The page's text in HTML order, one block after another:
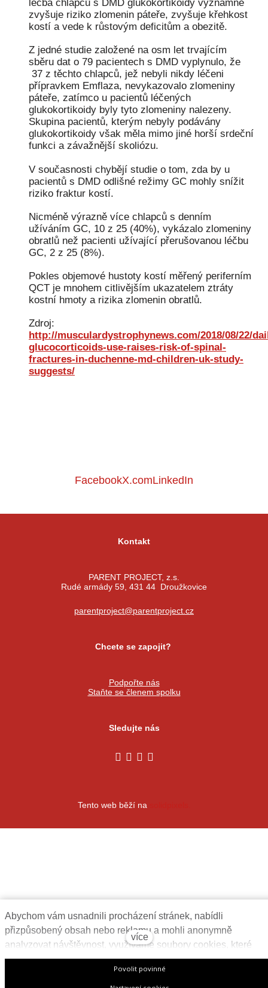
léčba chlapců s DMD glukokortikoidy významně
zvyšuje riziko zlomenin páteře, zvyšuje křehkost
kostí a vede k růstovým deficitům a obezitě.
Z jedné studie založené na osm let trvajícím
sběru dat o 79 pacientech s DMD vyplynulo, že
37 z těchto chlapců, jež nebyli nikdy léčeni
přípravkem Emflaza, nevykazovalo zlomeniny
páteře, zatímco u pacientů léčených
glukokortikoidy byly tyto zlomeniny nalezeny.
Skupina pacientů, kterým nebyly podávány
glukokortikoidy však měla mimo jiné horší srdeční
funkci a závažnější skoliózu.
V současnosti chybějí studie o tom, zda by u
pacientů s DMD odlišné režimy GC mohly snížit
riziko fraktur kostí.
Nicméně výrazně více chlapců s denním
užíváním GC, 10 z 25 (40%), vykázalo zlomeniny
obratlů než pacienti užívající přerušovanou léčbu
GC, 2 z 25 (8%).
Pokles objemové hustoty kostí měřený periferním
QCT je mnohem citlivějším ukazatelem ztráty
kostní hmoty a rizika zlomenin obratlů.
Zdroj:
http://musculardystrophynews.com/2018/08/22/
glucocorticoids-use-raises-risk-of-spinal-
fractures-in-duchenne-md-children-uk-study-
suggests/
FacebookX.comLinkedIn
Kontakt
PARENT PROJECT, z.s.
Rudé armády 59, 431 44 Droužkovice
parentproject@parentproject.cz
Chcete se zapojit?
Podpořte nás
Staňte se členem spolku
Sledujte nás
Tento web běží na
Abychom vám usnadnili procházení stránek, nabídli
přizpůsobený obsah nebo reklamu a mohli anonymně
analyzovat návštěvnost, využíváme soubory cookies, které
sdílíme se svými partnery pro sociální média, inzerci a
Jejich nastavení upravíte odkazem "Nastavení cookies" a
více
Povolit povinné